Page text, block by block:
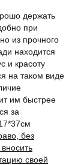
держать
при
из прочного
находится
и красоту
на таком виде
им быстрее
за
без
своей